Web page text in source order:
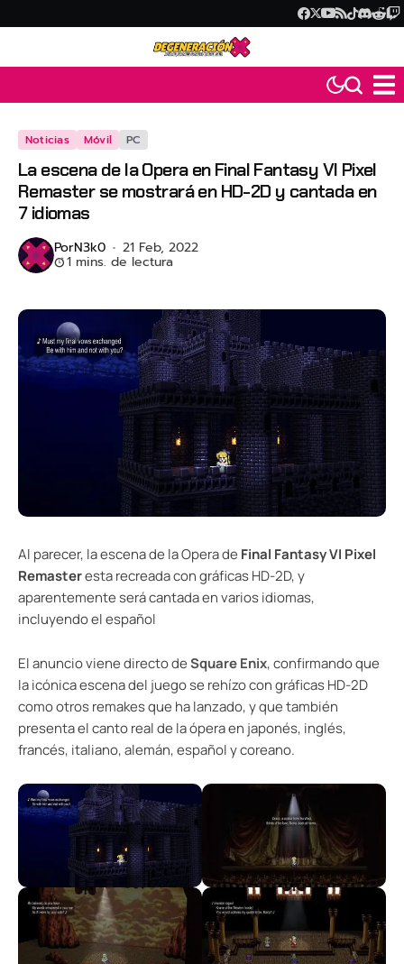
Noticias Móvil PC
La escena de la Opera en Final Fantasy VI Pixel
Remaster se mostrará en HD-2D y cantada en
7 idiomas
PorN3k0 21 Feb, 2022
1 mins. de lectura
Al parecer, la escena de la Opera de Final Fantasy VI Pixel
Remasteresta recreada con gráficas HD-2D, y
aparentemente será cantada en varios idiomas,
incluyendo el español
El anuncio viene directo deSquare Enix, confirmando que
la icónica escena del juego se rehízo con gráficas HD-2D
como otros remakes que ha lanzado, y que también
presenta el canto real de la ópera en japonés, inglés,
francés, italiano, alemán, español y coreano.